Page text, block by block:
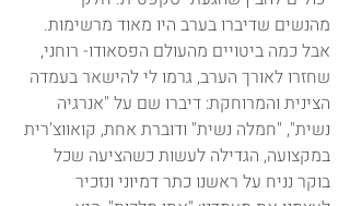
מהנשים שדיברו בערב היו מאוד מרשימות.
אבל כמה ביטויים מהעולם הפסאודו- רוחני,
שחזרו לאורך הערב, גרמו לי להישאר בעמדה
הצינית והמרוחקת: דיברו שם על "אנרגיה
נשית", "חמלה נשית" ודוברת אחת, קואווצ'רית
במקצועה, הגדילה לעשות כשהציעה שכל
בוקר נניח על ראשנו כתר דמיוני ונזכיר